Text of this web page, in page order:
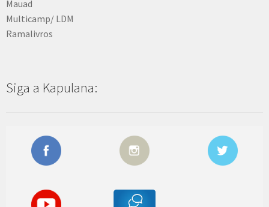
Mauad
Multicamp/ LDM
Ramalivros
Siga a Kapulana: